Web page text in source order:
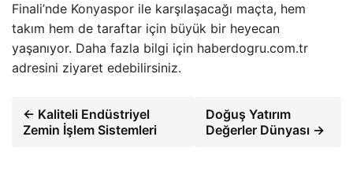
Finali’nde Konyaspor ile karşılaşacağı maçta, hem
takım hem de taraftar için büyük bir heyecan
yaşanıyor. Daha fazla bilgi için haberdogru.com.tr
adresini ziyaret edebilirsiniz.
← Kaliteli Endüstriyel
Zemin İşlem Sistemleri
Doğuş Yatırım
Değerler Dünyası →